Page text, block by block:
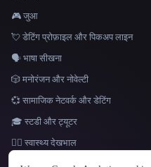
भाषा
🎮 जुआ
💘 डेटिंग प्रोफ़ाइल और पिकअप लाइन
🗣️ भाषा सीखना
🎲 मनोरंजन और नोवेल्टी
💞 सामाजिक नेटवर्क और डेटिंग
🎓 स्टडी और ट्यूटर
👩‍⚕️ स्वास्थ्य देखभाल